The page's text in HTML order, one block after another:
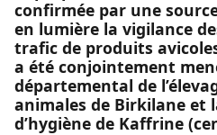
confirmée par une
en lumière la vigilance
trafic de produits
a été conjointement
départemental de
animales de Birkilane et
d’hygiène de Kaffrine